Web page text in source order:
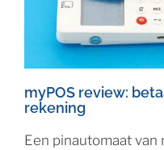
myPOS review:
rekening
Een pinautomaat